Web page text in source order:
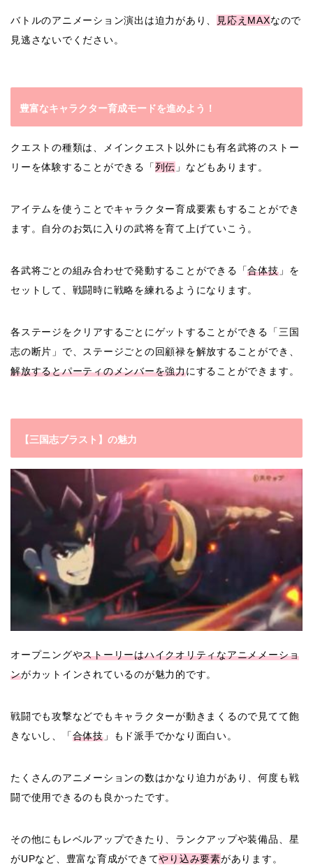
バトルのアニメーション演出は迫力があり、 見応えMAXなので
見逃さないでください。
豊富なキャラクター育成モードを進めよう！
クエストの種類は、メインクエスト以外にも有名武将のストー
リーを体験することができる「列伝 」などもあります。
アイテムを使うことでキャラクター育成要素もすることができ
ます。自分のお気に入りの武将を育て上げていこう。
各武将ごとの組み合わせで発動することができる「合体技」を
セットして、戦闘時に戦略を練れるようになります。
各ステージをクリアするごとにゲットすることができる「三国
志の断片」で、ステージごとの回顧禄を解放することができ、
解放するとパーティのメンバーを強力にすることができます。
【三国志ブラスト】の魅力
オープニングやストーリーはハイクオリティなアニメメーショ
ンがカットインされているのが魅力的です。
戦闘でも攻撃などでもキャラクターが動きまくるので見てて飽
きないし、「合体技」もド派手でかなり面白い。
たくさんのアニメーションの数はかなり迫力があり、何度も戦
闘で使用できるのも良かったです。
その他にもレベルアップできたり、ランクアップや装備品、星
がUPなど、豊富な育成ができてやり込み要素があります。